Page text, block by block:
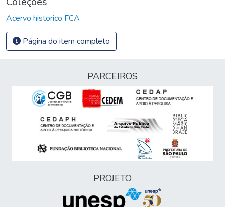
Acervo historico FCA
Página do item completo
PARCEIROS
PROJETO